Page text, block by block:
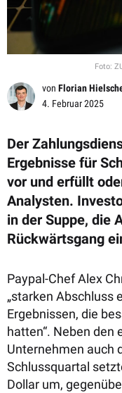
Foto:
von Florian
4. Februar 2025
Der
Ergebnisse für
vor und erfüllt
Analysten.
in der Suppe, die
Rückwärtsgang
Paypal-Chef Alex
„starken Abschluss
Ergebnissen, die
hatten“. Neben den
Unternehmen auch
Schlussquartal
Dollar um,